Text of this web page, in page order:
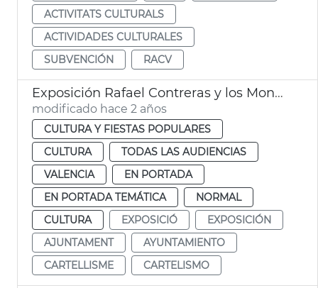
ACTIVITATS CULTURALS
ACTIVIDADES CULTURALES
SUBVENCIÓN
RACV
Exposición Rafael Contreras y los Mongrell
modificado hace 2 años
CULTURA Y FIESTAS POPULARES
CULTURA
TODAS LAS AUDIENCIAS
VALENCIA
EN PORTADA
EN PORTADA TEMÁTICA
NORMAL
CULTURA
EXPOSICIÓ
EXPOSICIÓN
AJUNTAMENT
AYUNTAMIENTO
CARTELLISME
CARTELISMO